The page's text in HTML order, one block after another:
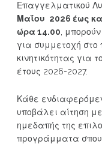
Επαγγελματικού
Μαΐου 2026 έως
ώρα 14.00 ,
για συμμετοχή
κινητικότητας για
έτους 2026-2027.
Κάθε
υποβάλει αίτηση
ημεδαπής της
προγράμματα